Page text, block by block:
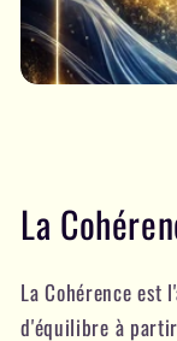
La
La Cohérence
d'équilibre à